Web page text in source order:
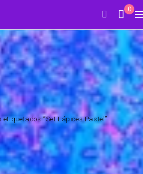
0
etiquetados “Set Lápices Pastel”